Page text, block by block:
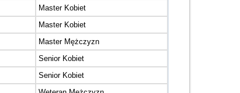
Master Kobiet
Master Kobiet
Master Mężczyzn
Senior Kobiet
Senior Kobiet